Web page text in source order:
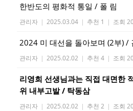
한반도의 평화적 통일 / 폴 림
관리자 | 2025.03.04 | 추천 1 | 조회
2024 미 대선을 돌아보며 (2부) /
관리자 | 2025.02.02 | 추천 4 | 조회
리영희 선생님과는 직접 대면한
위 내부고발 / 탁동삼
관리자 | 2025.02.02 | 추천 2 | 조회